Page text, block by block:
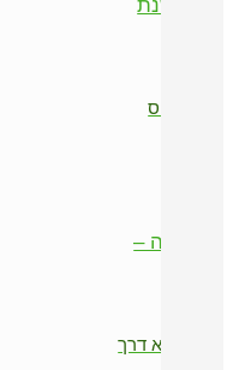
ראש השנה הסיני 2026 – שנת סוס
הבטחה – היא דרך